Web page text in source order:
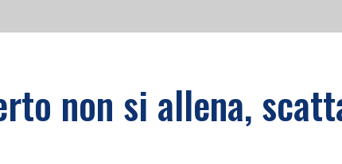
non si allena,